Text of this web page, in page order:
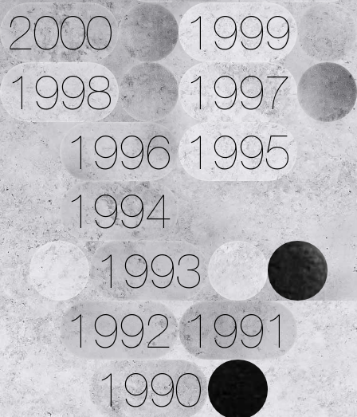
2000
1999
1998
1997
1996 1995
1994
1993
1992 1991
1990